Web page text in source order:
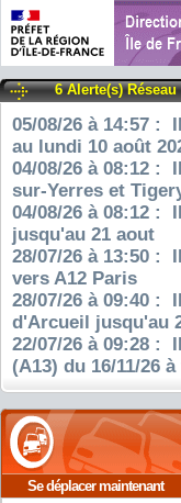
6 Alerte(s) Réseau
05/08/26 à 14:57 :
au lundi 10 août
04/08/26 à 08:12 :
sur-Yerres et
04/08/26 à 08:12 :
jusqu'au 21 aout
28/07/26 à 13:50 :
vers A12 Paris
28/07/26 à 09:40 :
d'Arcueil jusqu'au
22/07/26 à 09:28 :
(A13) du 16/11/26
Se déplacer maintenant